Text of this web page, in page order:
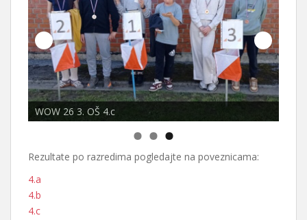
WOW 26 3. OŠ 4.c
Rezultate po razredima pogledajte na poveznicama:
4.a
4.b
4.c